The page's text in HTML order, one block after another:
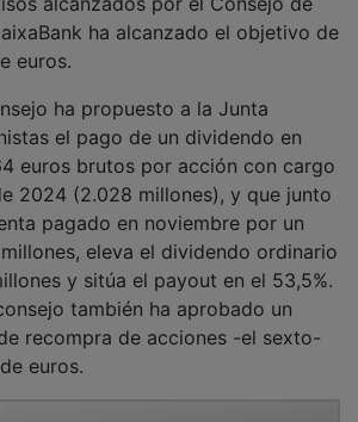
ha alcanzado el objetivo de
euros.
el pago de un dividendo en
euros brutos por acción con cargo
2024 (2.028 millones), y que junto
pagado en noviembre por un
eleva el dividendo ordinario
y sitúa el payout en el 53,5%.
también ha aprobado un
recompra de acciones -el sexto-
euros.